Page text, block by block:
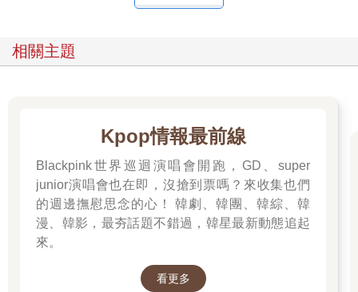
相關主題
Kpop情報最前線
Blackpink世界巡迴演唱會開跑，GD、super
junior演唱會也在即，沒搶到票嗎？來收集也們
的週邊撫慰思念的心！ 韓劇、韓團、韓綜、韓
漫、韓影，最夯話題不錯過，韓星最新動態追起
來。
看更多